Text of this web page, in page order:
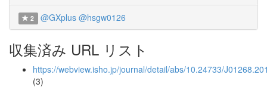
2 @GXplus @hsgw0126
収集済み URL リスト
https://webview.isho.jp/journal/detail/abs/10.24733/
(3)